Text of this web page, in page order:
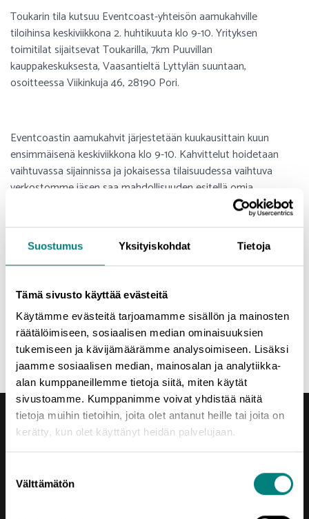
Suostumus Yksityiskohdat Tietoja
Tämä sivusto käyttää evästeitä
Käytämme evästeitä tarjoamamme sisällön ja mainosten
räätälöimiseen, sosiaalisen median ominaisuuksien
tukemiseen ja kävijämäärämme analysoimiseen. Lisäksi
jaamme sosiaalisen median, mainosalan ja analytiikka-
alan kumppaneillemme tietoja siitä, miten käytät
sivustoamme. Kumppanimme voivat yhdistää näitä
tietoja muihin tietoihin, joita olet antanut heille tai joita on
kerätty, kun olet käyttänyt heidän palvelujaan.
valinta
Välttämätön
Toukarin tila kutsuu Eventcoast-yhteisön aamukahville
tiloihinsa keskiviikkona 2. huhtikuuta klo 9-10. Yrityksen
toimitilat sijaitsevat Toukarilla, 7km Puuvillan
kauppakeskuksesta, Vaasantieltä Lyttylän suuntaan,
osoitteessa Viikinkuja 46, 28190 Pori.
Eventcoastin aamukahvit järjestetään kuukausittain kuun
ensimmäisenä keskiviikkona klo 9-10. Kahvittelut hoidetaan
vaihtuvassa sijainnissa ja jokaisessa tilaisuudessa vaihtuva
verkostomme jäsen saa mahdollisuuden esitellä omia
toimitilojaan tai toimintaansa. Tilaisuudet ovat rentoja ja
vapaamuotoisia. Pyydämme kuitenkin ilmoittautumaan, ja
esteen sattuessa myös perumaan ilmoittautumisen, jotta
osaamme varautua oikealla määrällä tarjoiluja.
Tervetuloa mukaan!
Jaa uutinen
Yhteystiedot